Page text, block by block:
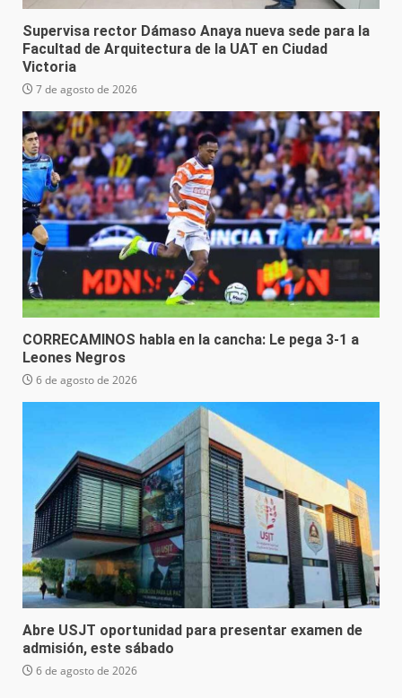
Supervisa rector Dámaso Anaya nueva sede para la
Facultad de Arquitectura de la UAT en Ciudad
Victoria
7 de agosto de 2026
CORRECAMINOS habla en la cancha: Le pega 3-1 a
Leones Negros
6 de agosto de 2026
Abre USJT oportunidad para presentar examen de
admisión, este sábado
6 de agosto de 2026